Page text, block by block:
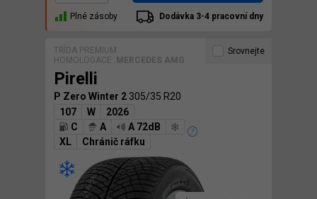
Plné zásoby Dodávka 3-4 pracovní dny
TŘÍDA PREMIUM
HOMOLOGACE:
MERCEDES AMG
Pirelli
P Zero Winter 2 305/35 R20
107
W
2026
C
A
A 72dB
XL
Chránič ráfku
Srovnejte